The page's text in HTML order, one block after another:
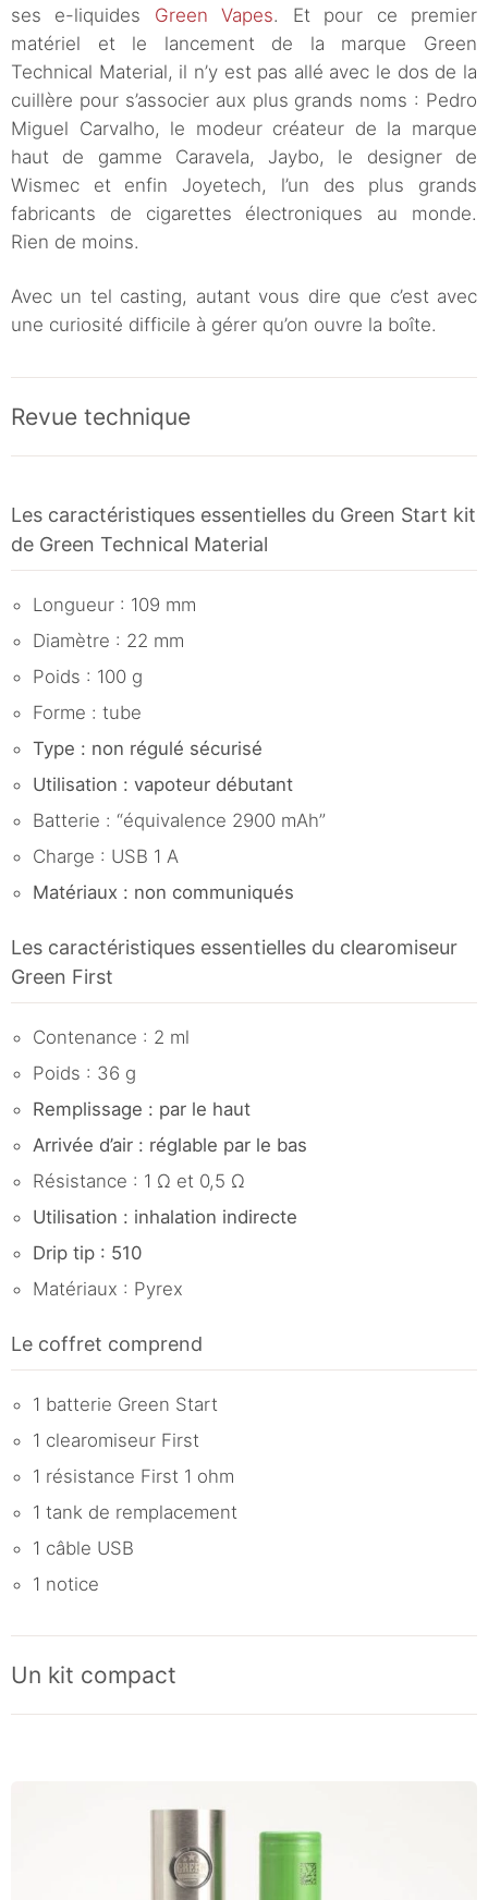
ses e-liquides Green Vapes. Et pour ce premier
matériel et le lancement de la marque Green
Technical Material, il n’y est pas allé avec le dos de la
cuillère pour s’associer aux plus grands noms : Pedro
Miguel Carvalho, le modeur créateur de la marque
haut de gamme Caravela, Jaybo, le designer de
Wismec et enfin Joyetech, l’un des plus grands
fabricants de cigarettes électroniques au monde.
Rien de moins.
Avec un tel casting, autant vous dire que c’est avec
une curiosité difficile à gérer qu’on ouvre la boîte.
Revue technique
Les caractéristiques essentielles du Green Start kit
de Green Technical Material
Longueur : 109 mm
Diamètre : 22 mm
Poids : 100 g
Forme : tube
Type : non régulé sécurisé
Utilisation : vapoteur débutant
Batterie : “équivalence 2900 mAh”
Charge : USB 1 A
Matériaux : non communiqués
Les caractéristiques essentielles du clearomiseur
Green First
Contenance : 2 ml
Poids : 36 g
Remplissage : par le haut
Arrivée d’air : réglable par le bas
Résistance : 1 Ω et 0,5 Ω
Utilisation : inhalation indirecte
Drip tip : 510
Matériaux : Pyrex
Le coffret comprend
1 batterie Green Start
1 clearomiseur First
1 résistance First 1 ohm
1 tank de remplacement
1 câble USB
1 notice
Un kit compact